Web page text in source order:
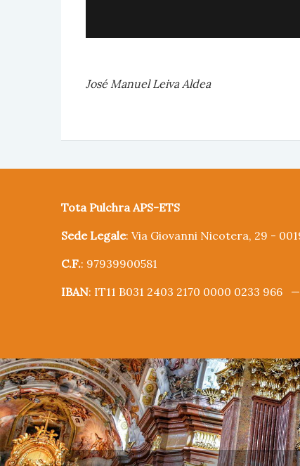
José Manuel Leiva Aldea
Tota Pulchra APS-ETS
Sede Legale: Via Giovanni Nicotera, 29 -
C.F.: 97939900581
IBAN: IT11 B031 2403 2170 0000 0233 966